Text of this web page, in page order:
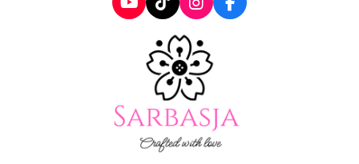
Y
o
T
i
k
T
o
k
I
n
s
t
a
g
r
a
m
F
a
k